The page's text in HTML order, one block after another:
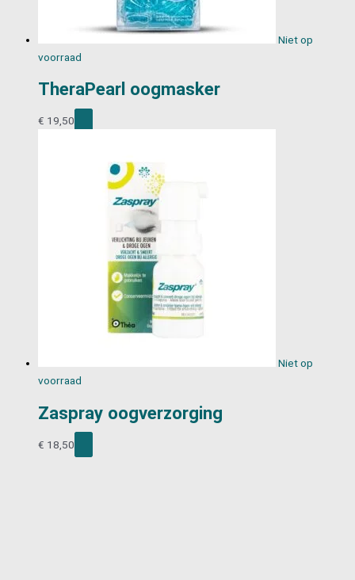
Niet op
voorraad
TheraPearl oogmasker
€ 19,50
Niet op
voorraad
Zaspray oogverzorging
€ 18,50